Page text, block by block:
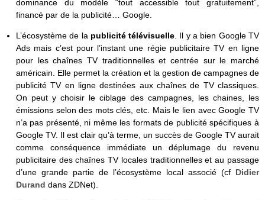
dominance du modèle “tout accessible tout gratuitement”,
financé par de la publicité… Google.
L’écosystème de la publicité télévisuelle . Il y a bien Google TV
Ads mais c’est pour l’instant une régie publicitaire TV en ligne
pour les chaînes TV traditionnelles et centrée sur le marché
américain. Elle permet la création et la gestion de campagnes de
publicité TV en ligne destinées aux chaînes de TV classiques.
On peut y choisir le ciblage des campagnes, les chaines, les
émissions selon des mots clés, etc. Mais le lien avec Google TV
n’a pas présenté, ni même les formats de publicité spécifiques à
Google TV. Il est clair qu’à terme, un succès de Google TV aurait
comme conséquence immédiate un déplumage du revenu
publicitaire des chaînes TV locales traditionnelles et au passage
d’une grande partie de l’écosystème local associé (cf Didier
Durand dans ZDNet).